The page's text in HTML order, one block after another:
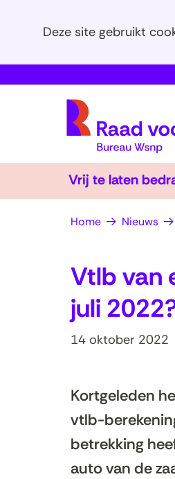
CookiesDeze site gebruikt
deze
Vrij te laten
Home Nieuws
Vtlb van
juli
14 oktober 2022
Kortgeleden
vtlb-
betrekking
auto van de